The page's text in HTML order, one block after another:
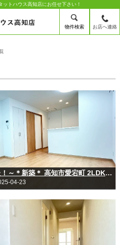
トハウス高知店にお任せ下さい！
物件検索 お店へ連絡
スタッフブログを更新しました！～＊新築＊ 高知市愛宕町 2LDKテラスハウス室内大公開☆★～
04-23